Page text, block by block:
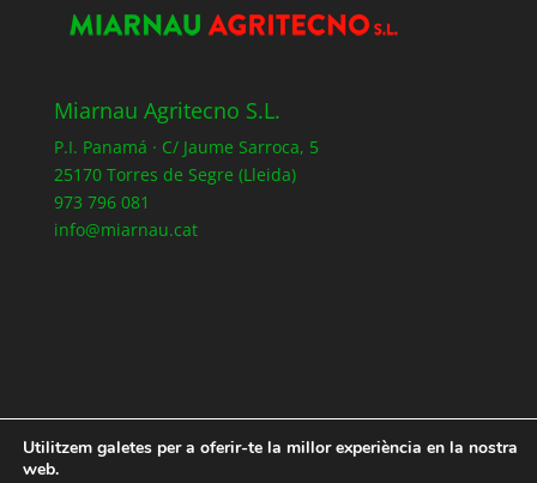
Miarnau Agritecno S.L.
P.I. Panamá · C/ Jaume Sarroca, 5
25170 Torres de Segre (Lleida)
973 796 081
info@miarnau.cat
Utilitzem galetes per a oferir-te la millor experiència en la nostra
web.